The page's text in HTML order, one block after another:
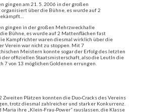
gingen am 21. 5. 2006 in der großen
über die Bühne, es wurde auf 2
gingen in der großen Mehrzweckhalle
Bühne, es wurde auf 2 Mattenflächen fast
Kampfrichter waren diesmal wirklich über die
Verein war nicht zu stoppen. Mit 7
Meistern konnte sogar der Erfolg des letzten
der offiziellen Staatsmisterschaft, also die Leutln die
7 von 13 möglichen Goldenen errungen.
Zweiten Plätzen konnten die Duo-Cracks des Vereins
trotz diesmal zahlreicher und starker Konkurrenz.
ihre „Klein-Frau-Power“ rauslassen, die Klasse